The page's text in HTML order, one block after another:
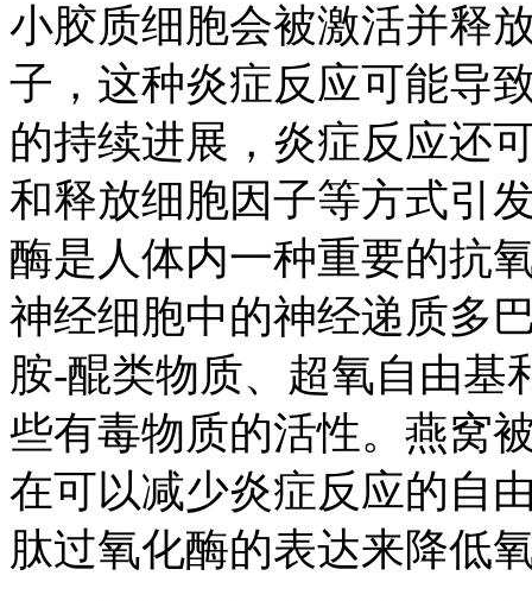
小胶质细胞会被激活并释
子，这种炎症反应可能导
的持续进展，炎症反应还
和释放细胞因子等方式引
酶是人体内一种重要的抗
神经细胞中的神经递质多
胺-醌类物质、超氧自由基
些有毒物质的活性。燕窝
在可以减少炎症反应的自
肽过氧化酶的表达来降低